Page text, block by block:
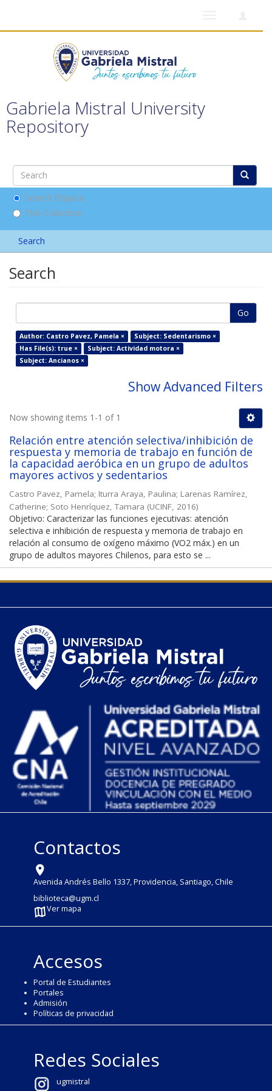
Gabriela Mistral University
Repository
Search DSpace
This Collection
Search
Search
Go
Author: Castro Pavez, Pamela ×
Subject: Sedentarismo ×
Has File(s): true ×
Subject: Actividad motora ×
Subject: Ancianos ×
Show Advanced Filters
Now showing items 1-1 of 1
Relación entre atención selectiva/inhibición de
respuesta y memoria de trabajo en función de
la capacidad aeróbica en un grupo de adultos
mayores activos y sedentarios
Castro Pavez, Pamela; Iturra Araya, Paulina; Larenas Ramírez,
Catherine; Soto Henríquez, Tamara (UCINF, 2016)
Objetivo: Caracterizar las funciones ejecutivas: atención
selectiva e inhibición de respuesta y memoria de trabajo en
relación al consumo de oxígeno máximo (VO2 máx.) en un
grupo de adultos mayores Chilenos, para esto se ...
Contactos
Avenida Andrés Bello 1337, Providencia, Santiago, Chile
biblioteca@ugm.cl
Ver mapa
Accesos
Portal de Estudiantes
Portales
Admisión
Políticas de privacidad
Redes Sociales
ugmistral